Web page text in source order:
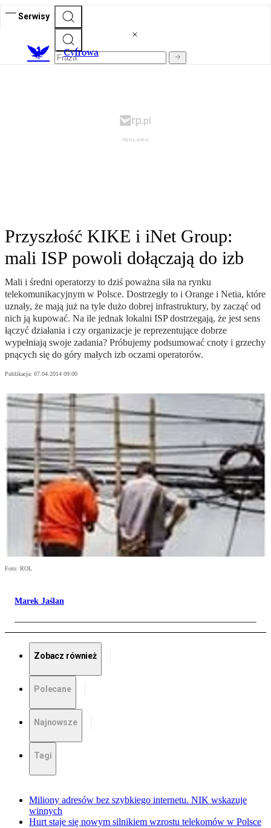
Serwisy
Cyfrowa
Przyszłość KIKE i iNet Group:
mali ISP powoli dołączają do izb
Mali i średni operatorzy to dziś poważna siła na rynku
telekomunikacyjnym w Polsce. Dostrzegły to i Orange i Netia, które
uznały, że mają już na tyle dużo dobrej infrastruktury, by zacząć od
nich ją kupować. Na ile jednak lokalni ISP dostrzegają, że jest sens
łączyć działania i czy organizacje je reprezentujące dobrze
wypełniają swoje zadania? Próbujemy podsumować cnoty i grzechy
pnących się do góry małych izb oczami operatorów.
Publikacja: 07.04.2014 09:00
Foto: ROL
Marek Jaślan
Zobacz również
Polecane
Najnowsze
Tagi
Miliony adresów bez szybkiego internetu. NIK wskazuje
winnych
Hurt staje się nowym silnikiem wzrostu telekomów w Polsce